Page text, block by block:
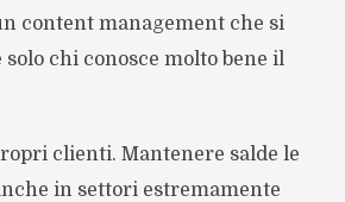
content management che si
chi conosce molto bene il
clienti. Mantenere salde le
in settori estremamente